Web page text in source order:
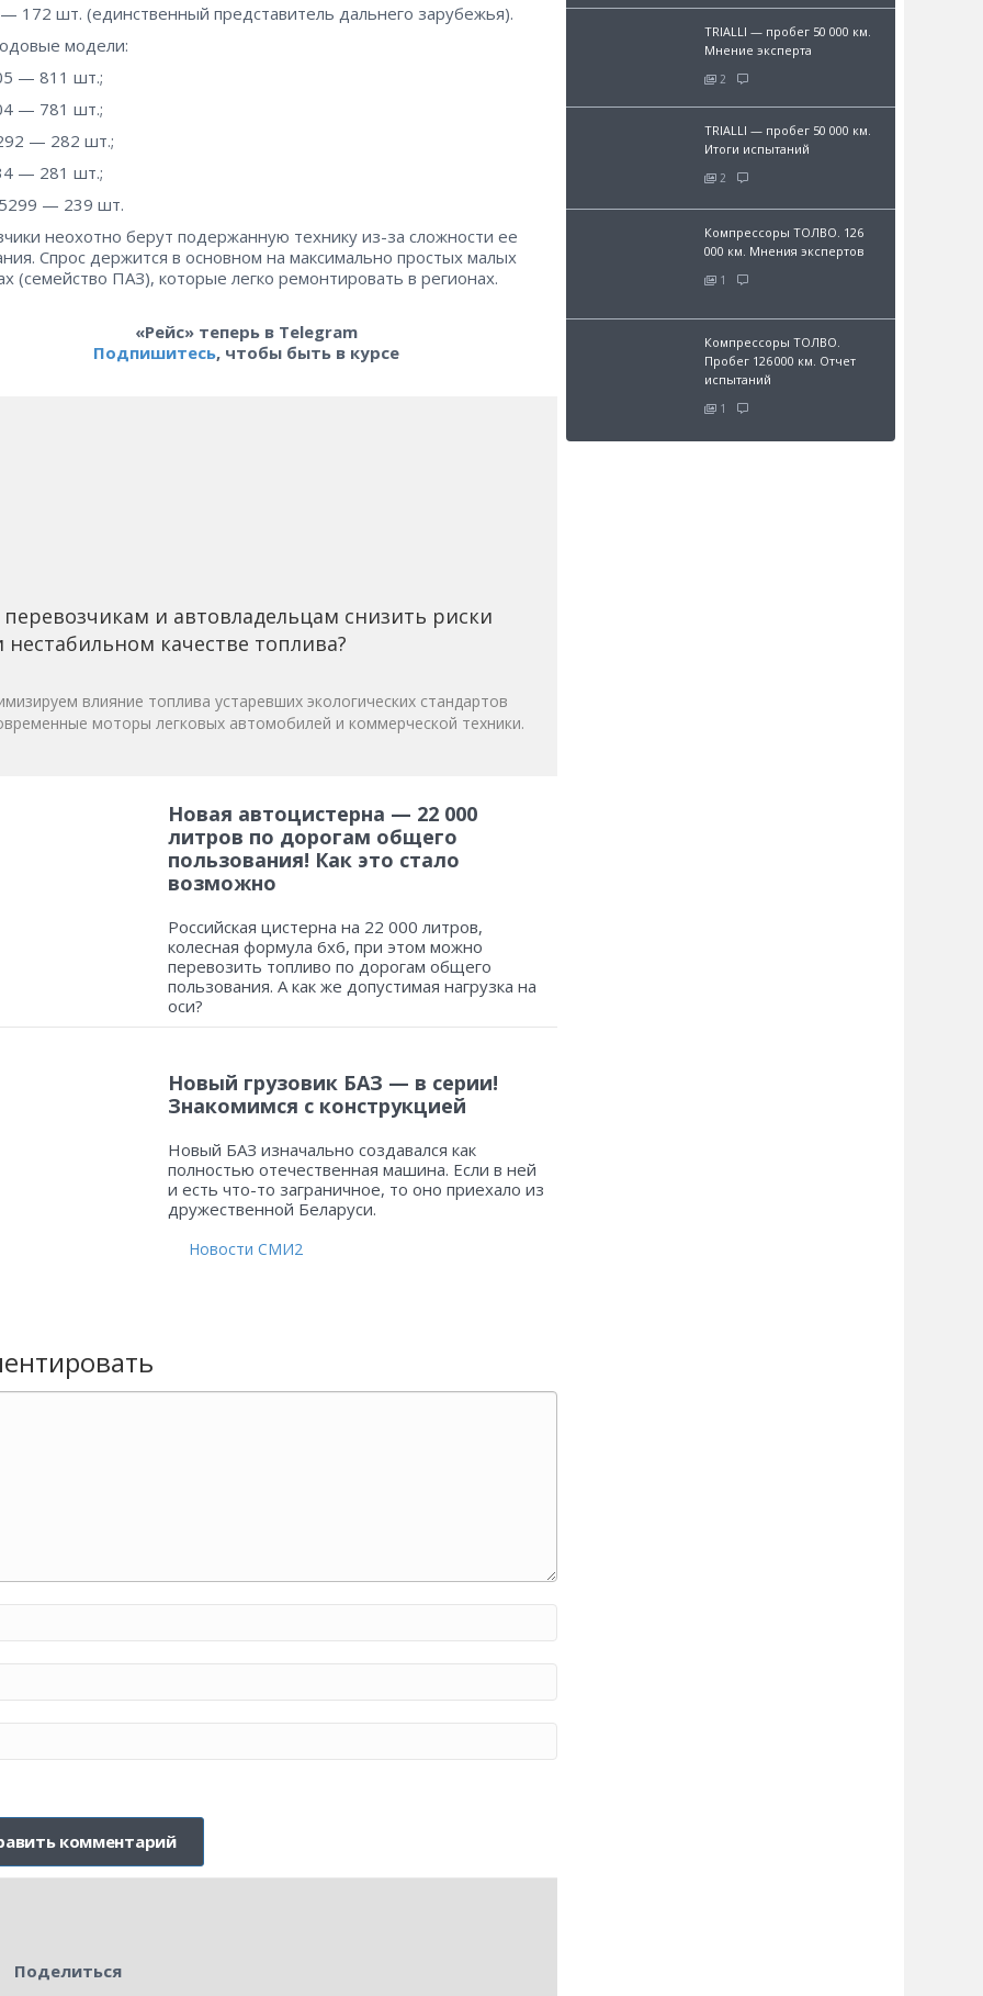
172 шт. (единственный представитель дальнего зарубежья).
модели:
— 811 шт.;
— 781 шт.;
— 282 шт.;
— 281 шт.;
— 239 шт.
неохотно берут подержанную технику из-за сложности ее
Спрос держится в основном на максимально простых малых
(семейство ПАЗ), которые легко ремонтировать в регионах.
«Рейс» теперь в Telegram
Подпишитесь, чтобы быть в курсе
перевозчикам и автовладельцам снизить риски
нестабильном качестве топлива?
влияние топлива устаревших экологических стандартов
моторы легковых автомобилей и коммерческой техники.
Новая автоцистерна — 22 000
литров по дорогам общего
пользования! Как это стало
возможно
Российская цистерна на 22 000 литров,
колесная формула 6х6, при этом можно
перевозить топливо по дорогам общего
пользования. А как же допустимая нагрузка на
оси?
Новый грузовик БАЗ — в серии!
Знакомимся с конструкцией
Новый БАЗ изначально создавался как
полностью отечественная машина. Если в ней
и есть что-то заграничное, то оно приехало из
дружественной Беларуси.
Новости СМИ2
Поделиться
TRIALLI — пробег 50 000 км.
Мнение эксперта
2
TRIALLI — пробег 50 000 км.
Итоги испытаний
2
Компрессоры ТОЛВО. 126
000 км. Мнения экспертов
1
Компрессоры ТОЛВО.
Пробег 126 000 км. Отчет
испытаний
1